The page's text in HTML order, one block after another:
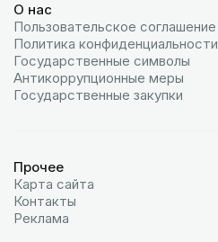
О нас
Пользовательское соглашение
Политика конфиденциальности
Государственные символы
Антикоррупционные меры
Государственные закупки
Прочее
Карта сайта
Контакты
Реклама